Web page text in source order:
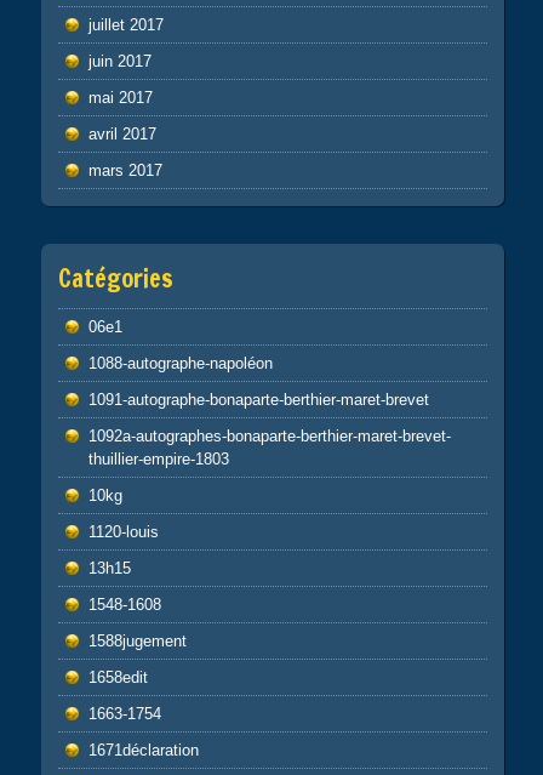
juillet 2017
juin 2017
mai 2017
avril 2017
mars 2017
Catégories
06e1
1088-autographe-napoléon
1091-autographe-bonaparte-berthier-maret-brevet
1092a-autographes-bonaparte-berthier-maret-brevet-
thuillier-empire-1803
10kg
1120-louis
13h15
1548-1608
1588jugement
1658edit
1663-1754
1671déclaration